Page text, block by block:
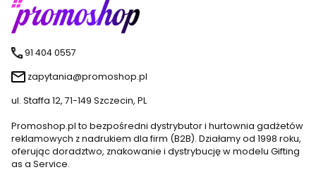
91 404 0557
zapytania@promoshop.pl
ul. Staffa 12, 71-149 Szczecin, PL
Promoshop.pl to bezpośredni dystrybutor i hurtownia gadżetów
reklamowych z nadrukiem dla firm (B2B). Działamy od 1998 roku,
oferując doradztwo, znakowanie i dystrybucję w modelu Gifting
as a Service.